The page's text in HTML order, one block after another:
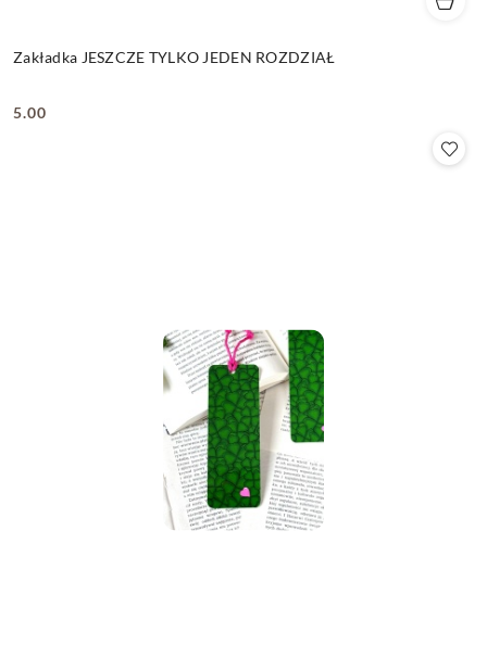
Zakładka JESZCZE TYLKO JEDEN ROZDZIAŁ
Cena:
5.00